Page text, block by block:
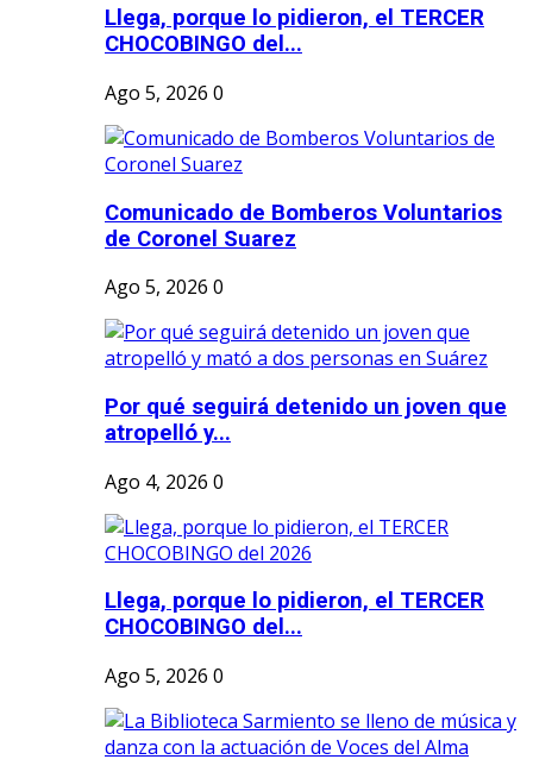
Llega, porque lo pidieron, el TERCER
CHOCOBINGO del...
Ago 5, 2026 0
Comunicado de Bomberos Voluntarios
de Coronel Suarez
Ago 5, 2026 0
Por qué seguirá detenido un joven que
atropelló y...
Ago 4, 2026 0
Llega, porque lo pidieron, el TERCER
CHOCOBINGO del...
Ago 5, 2026 0